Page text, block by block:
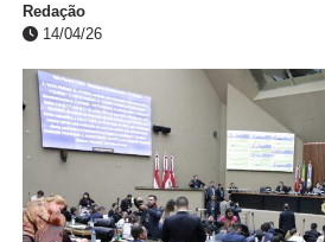
Redação
14/04/26